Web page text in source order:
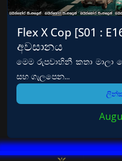
Flex X Cop [S01 :
අවසානය
මෙම රුපවාහිනී කතා
සහ ගැලපෙන...